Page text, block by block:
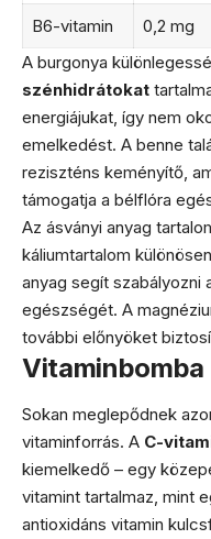
B6-vitamin 0,2 mg
A burgonya
szénhidrátokat
energiájukat, így nem
emelkedést. A benne
reziszténs keményítő,
támogatja a bélflóra
Az ásványi anyag
káliumtartalom
anyag segít szabályozni
egészségét. A
további előnyöket
Sokan meglepődnek
vitaminforrás. A C-
kiemelkedő – egy
vitamint tartalmaz, mint
antioxidáns vitamin